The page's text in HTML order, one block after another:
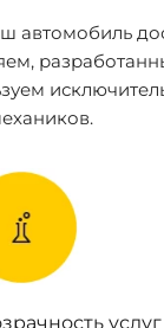
автомобиль
услуг